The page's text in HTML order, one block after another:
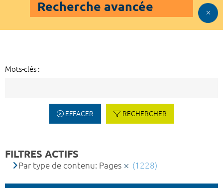
Recherche avancée
Mots-clés :
EFFACER RECHERCHER
FILTRES ACTIFS
Par type de contenu: Pages (1228)